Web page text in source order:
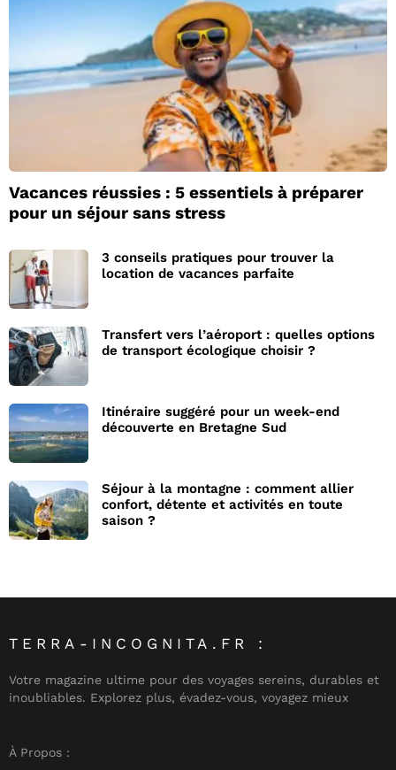
Vacances réussies : 5 essentiels à préparer
pour un séjour sans stress
3 conseils pratiques pour trouver la
location de vacances parfaite
Transfert vers l’aéroport : quelles options
de transport écologique choisir ?
Itinéraire suggéré pour un week-end
découverte en Bretagne Sud
Séjour à la montagne : comment allier
confort, détente et activités en toute
saison ?
TERRA-INCOGNITA.FR :
Votre magazine ultime pour des voyages sereins, durables et
inoubliables. Explorez plus, évadez-vous, voyagez mieux
À Propos :